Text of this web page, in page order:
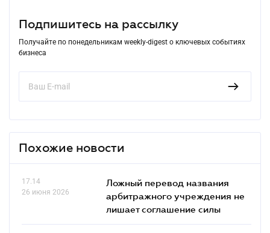
Подпишитесь на рассылку
Получайте по понедельникам weekly-digest о ключевых событиях
бизнеса
Похожие новости
17.14
26 июня 2026
Ложный перевод названия
арбитражного учреждения не
лишает соглашение силы